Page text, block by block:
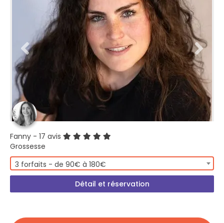
Fanny - 17 avis
Grossesse
3 forfaits - de 90€ à 180€
Détail et réservation